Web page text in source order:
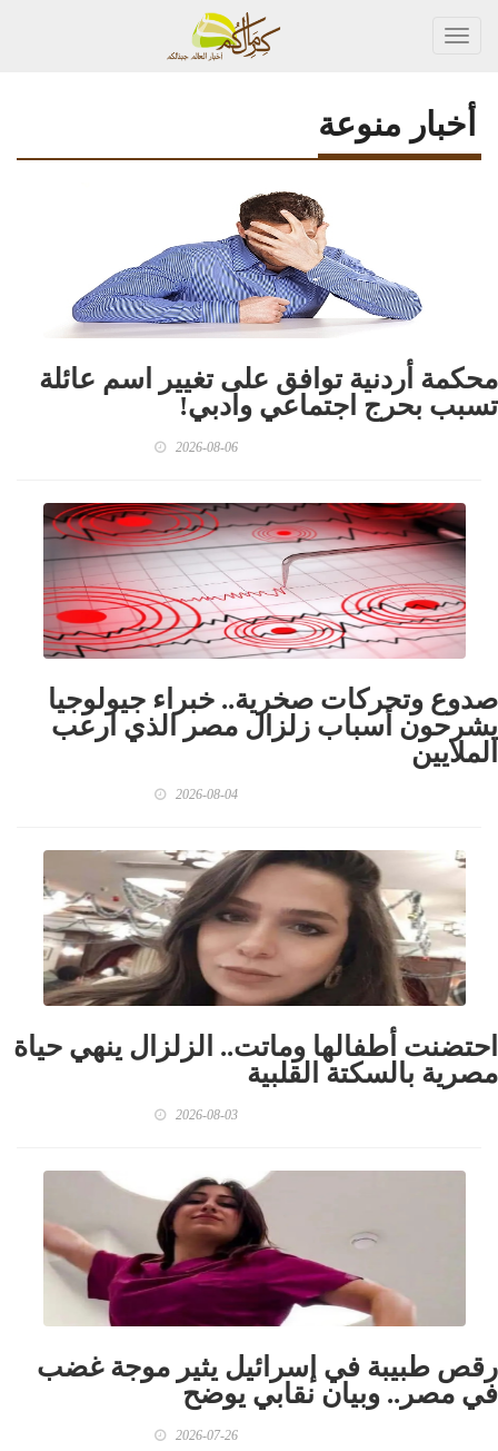
أخبار منوعة
محكمة أردنية توافق على تغيير اسم عائلة
تسبب بحرج اجتماعي وادبي!
2026-08-06
صدوع وتحركات صخرية.. خبراء جيولوجيا
يشرحون أسباب زلزال مصر الذي ارعب
الملايين
2026-08-04
احتضنت أطفالها وماتت.. الزلزال ينهي حياة
مصرية بالسكتة القلبية
2026-08-03
رقص طبيبة في إسرائيل يثير موجة غضب
في مصر.. وبيان نقابي يوضح
2026-07-26